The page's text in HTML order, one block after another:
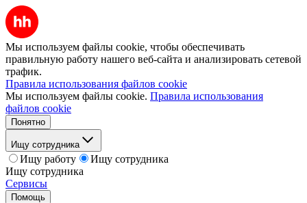
Мы используем файлы cookie, чтобы обеспечивать
правильную работу нашего веб-сайта и анализировать сетевой
трафик.
Правила использования файлов cookie
Мы используем файлы cookie. Правила использования
файлов cookie
Понятно
Ищу сотрудника
Ищу работу
Ищу сотрудника
Ищу сотрудника
Сервисы
Помощь